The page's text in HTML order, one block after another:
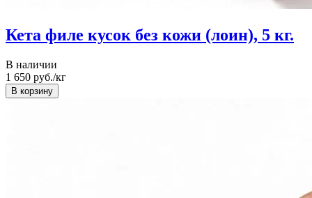
Кета филе кусок без кожи (лоин), 5 кг.
В наличии
1 650 руб./кг